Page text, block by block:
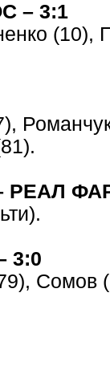
– 3:1
(10),
3:0
Сомов